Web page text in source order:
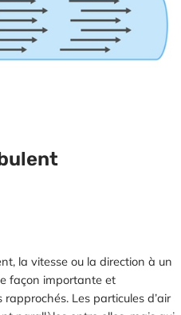
la vitesse ou la direction à un
façon importante et
Les particules d’air